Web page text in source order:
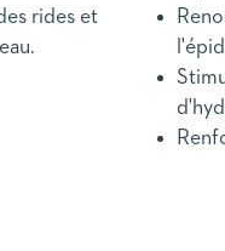
rides et